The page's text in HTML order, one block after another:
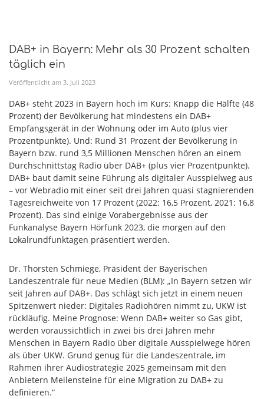
DAB+ in Bayern: Mehr als 30 Prozent schalten
täglich ein
Veröffentlicht am 3. Juli 2023
DAB+ steht 2023 in Bayern hoch im Kurs: Knapp die Hälfte (48
Prozent) der Bevölkerung hat mindestens ein DAB+
Empfangsgerät in der Wohnung oder im Auto (plus vier
Prozentpunkte). Und: Rund 31 Prozent der Bevölkerung in
Bayern bzw. rund 3,5 Millionen Menschen hören an einem
Durchschnittstag Radio über DAB+ (plus vier Prozentpunkte).
DAB+ baut damit seine Führung als digitaler Ausspielweg aus
– vor Webradio mit einer seit drei Jahren quasi stagnierenden
Tagesreichweite von 17 Prozent (2022: 16,5 Prozent, 2021: 16,8
Prozent). Das sind einige Vorabergebnisse aus der
Funkanalyse Bayern Hörfunk 2023, die morgen auf den
Lokalrundfunktagen präsentiert werden.
Dr. Thorsten Schmiege, Präsident der Bayerischen
Landeszentrale für neue Medien (BLM): „In Bayern setzen wir
seit Jahren auf DAB+. Das schlägt sich jetzt in einem neuen
Spitzenwert nieder: Digitales Radio­hören nimmt zu, UKW ist
rückläufig. Meine Prognose: Wenn DAB+ weiter so Gas gibt,
werden voraussichtlich in zwei bis drei Jahren mehr
Menschen in Bayern Radio über digitale Ausspielwege hören
als über UKW. Grund genug für die Landeszentrale, im
Rahmen ihrer Audiostrategie 2025 gemeinsam mit den
Anbietern Meilensteine für eine Migration zu DAB+ zu
definieren.“